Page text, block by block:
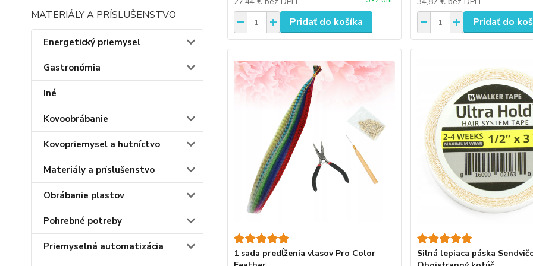
MATERIÁLY A PRÍSLUŠENSTVO
Energetický priemysel
Gastronómia
Iné
Kovoobrábanie
Kovopriemysel a hutníctvo
Materiály a príslušenstvo
Obrábanie plastov
Pohrebné potreby
Priemyselná automatizácia
Pridať do košíka Pridať do
1 sada predĺženia vlasov Pro Color
Silná lepiaca páska